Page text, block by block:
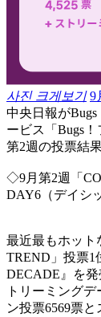
사진 크게보기 9
中央日報が
ービス「Bugs
第2週の投票結
◇9月第2週「
DAY6（デイシ
最近最もホット
TREND」投票1
DECADE』を
トリーミング
ン投票6569票